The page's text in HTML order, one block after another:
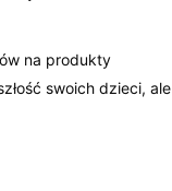
na produkty
swoich dzieci, ale